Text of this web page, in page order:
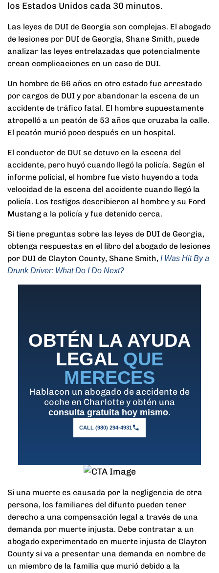
los Estados Unidos cada 30 minutos.
Las leyes de DUI de Georgia son complejas. El abogado
de lesiones por DUI de Georgia, Shane Smith, puede
analizar las leyes entrelazadas que potencialmente
crean complicaciones en un caso de DUI.
Un hombre de 66 años en otro estado fue arrestado
por cargos de DUI y por abandonar la escena de un
accidente de tráfico fatal. El hombre supuestamente
atropelló a un peatón de 53 años que cruzaba la calle.
El peatón murió poco después en un hospital.
El conductor de DUI se detuvo en la escena del
accidente, pero huyó cuando llegó la policía. Según el
informe policial, el hombre fue visto huyendo a toda
velocidad de la escena del accidente cuando llegó la
policía. Los testigos describieron al hombre y su Ford
Mustang a la policía y fue detenido cerca.
Si tiene preguntas sobre las leyes de DUI de Georgia,
obtenga respuestas en el libro del abogado de lesiones
por DUI de Clayton County, Shane Smith, I Was Hit By a
Drunk Driver: What Do I Do Next?
OBTÉN LA AYUDA
LEGAL QUE
MERECES
Hablacon un abogado de accidente de
coche en Charlotte y obtén una
consulta gratuita hoy mismo.
CALL (980) 294-4931
Si una muerte es causada por la negligencia de otra
persona, los familiares del difunto pueden tener
derecho a una compensación legal a través de una
demanda por muerte injusta. Debe contratar a un
abogado experimentado en muerte injusta de Clayton
County si va a presentar una demanda en nombre de
un miembro de la familia que murió debido a la